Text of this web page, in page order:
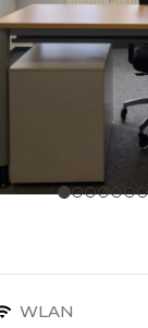
WLAN